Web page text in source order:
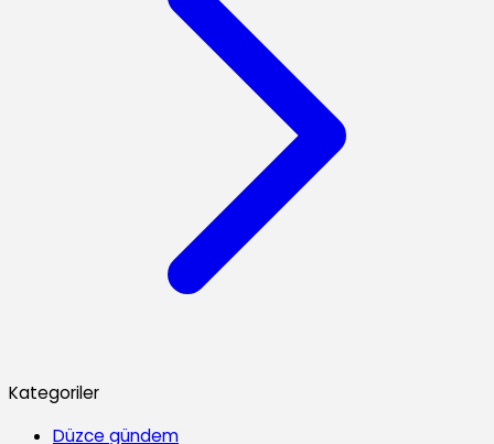
Kategoriler
Düzce gündem